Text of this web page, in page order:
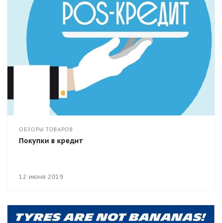
12 июня 2019
ОБЗОРЫ ТОВАРОВ
Покупки в кредит